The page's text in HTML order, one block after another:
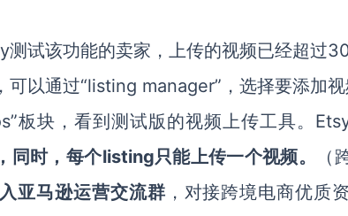
测试该功能的卖家，上传的视频已经超过30
以通过“listing manager”，选择要添加视
板块，看到测试版的视频上传工具。
时，每个listing只能上传一个视频。
（
入 亚马逊运营交流群 ，对接跨境电商优质资